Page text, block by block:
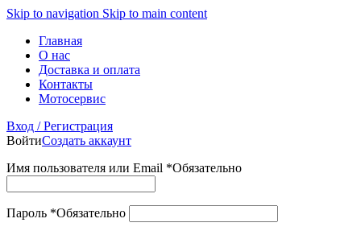
Skip to navigation Skip to main content
Главная
О нас
Доставка и оплата
Контакты
Мотосервис
Вход / Регистрация
ВойтиСоздать аккаунт
Имя пользователя или Email *Обязательно
Пароль *Обязательно